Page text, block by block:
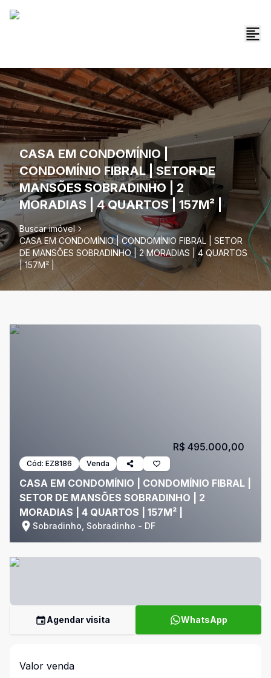
CASA EM CONDOMÍNIO |
CONDOMÍNIO FIBRAL | SETOR DE
MANSÕES SOBRADINHO | 2
MORADIAS | 4 QUARTOS | 157M² |
Buscar imóvel
CASA EM CONDOMÍNIO | CONDOMÍNIO FIBRAL | SETOR
DE MANSÕES SOBRADINHO | 2 MORADIAS | 4 QUARTOS
| 157M² |
Cód: EZ8186 Venda
CASA EM CONDOMÍNIO | CONDOMÍNIO FIBRAL |
SETOR DE MANSÕES SOBRADINHO | 2
MORADIAS | 4 QUARTOS | 157M² |
Sobradinho, Sobradinho - DF
R$ 495.000,00
Agendar visita WhatsApp
Valor venda